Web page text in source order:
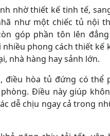
nhờ thiết kế tinh tế,
như một chiếc tủ nội
góp phần tôn lên
phong cách thiết kế
nhà hàng hay sảnh lớn.
điều hòa tủ đứng có thể
Điều này giúp
dễ chịu ngay cả trong